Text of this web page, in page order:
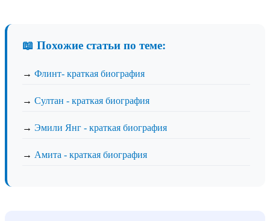
📖 Похожие статьи по теме:
→ Флинт- краткая биография
→ Султан - краткая биография
→ Эмили Янг - краткая биография
→ Амита - краткая биография